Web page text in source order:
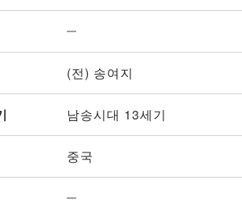
(전) 송여지
남송시대 13세기
중국